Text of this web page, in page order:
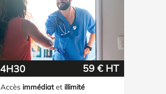
4H30 59 € HT
Accès immédiatet illimité